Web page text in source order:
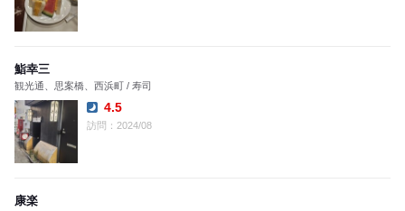
鮨幸三
観光通、思案橋、西浜町 / 寿司
Dinner:
4.5
訪問：2024/08
康楽